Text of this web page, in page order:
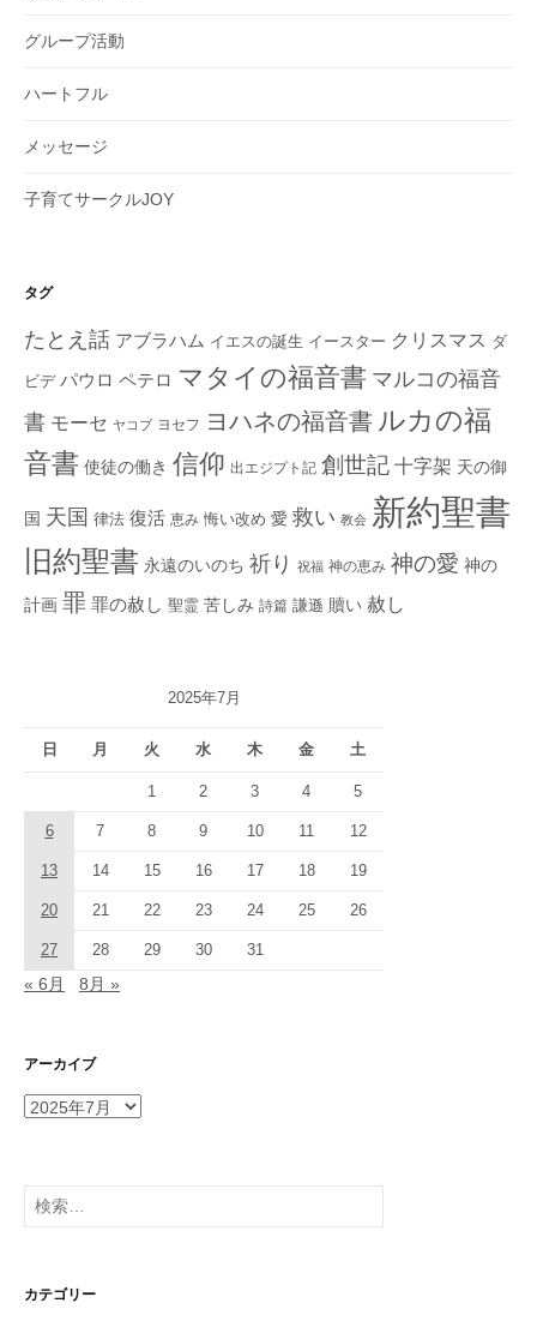
グループ活動
ハートフル
メッセージ
子育てサークルJOY
タグ
たとえ話 アブラハム イエスの誕生 イースター クリスマス ダ
ビデ パウロ ペテロ マタイの福音書 マルコの福音
書 モーセ ヤコブ ヨセフ ヨハネの福音書 ルカの福
音書 使徒の働き 信仰 出エジプト記 創世記 十字架 天の御
国 天国 律法 復活 恵み 悔い改め 愛 救い 教会 新約聖書
旧約聖書 永遠のいのち 祈り 祝福 神の恵み 神の愛 神の
計画 罪 罪の赦し 聖霊 苦しみ 詩篇 謙遜 贖い 赦し
2025年7月
日 月 火 水 木 金 土
1 2 3 4 5
6 7 8 9 10 11 12
13 14 15 16 17 18 19
20 21 22 23 24 25 26
27 28 29 30 31
« 6月 8月 »
アーカイブ
ア
イ
ブ
検
索:
カテゴリー